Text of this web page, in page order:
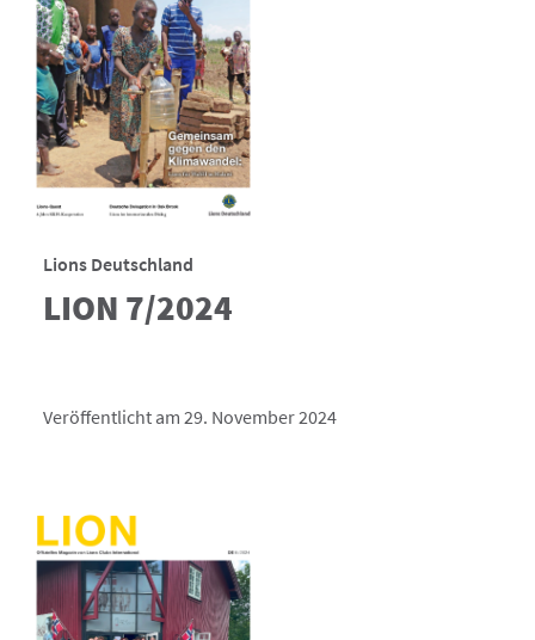
Lions Deutschland
LION 7/2024
Veröffentlicht am 29. November 2024